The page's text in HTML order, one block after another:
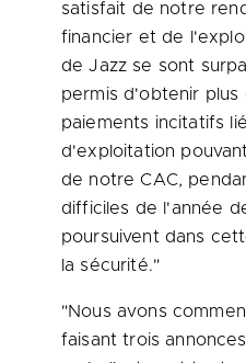
satisfait de notre
financier et de
de Jazz se sont
permis d'obtenir plus
paiements incitatifs
d'exploitation
de notre CAC,
difficiles de l'année
poursuivent dans
la sécurité."
"Nous avons
faisant trois